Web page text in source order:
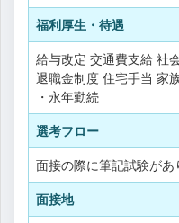
福利厚生・待遇
給与改定 交通費支給 社
退職金制度 住宅手当 家
・永年勤続
選考フロー
面接の際に筆記試験があ
面接地